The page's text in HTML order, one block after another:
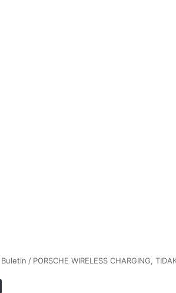
Buletin / PORSCHE WIRELESS CHARGING,